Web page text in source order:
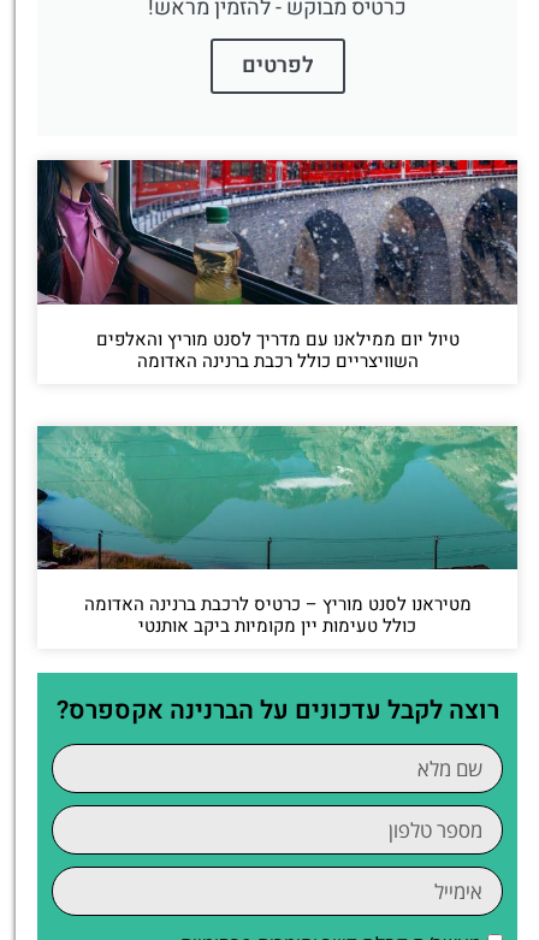
כרטיס מבוקש - להזמין מראש!
לפרטים
טיול יום ממילאנו עם מדריך לסנט מוריץ והאלפים
השוויצריים כולל רכבת ברנינה האדומה
מטיראנו לסנט מוריץ – כרטיס לרכבת ברנינה האדומה
כולל טעימות יין מקומיות ביקב אותנטי
רוצה לקבל עדכונים על הברנינה אקספרס?